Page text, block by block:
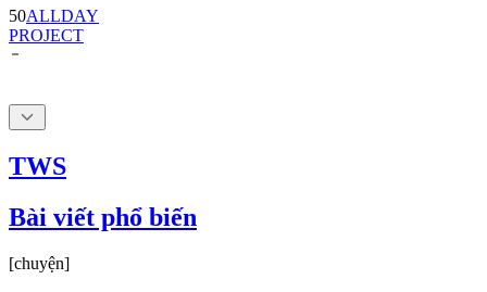
50ALLDAY
PROJECT
TWS
Bài viết phổ biến
[chuyện]